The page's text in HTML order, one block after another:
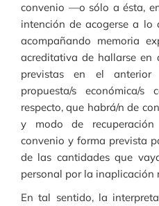
convenio —o sólo a ésta,
intención de acogerse a lo
acompañando memoria
acreditativa de hallarse en
previstas en el
propuesta/s económica/s
respecto, que habrá/n de
y modo de
convenio y forma prevista
de las cantidades que
personal por la inaplicación
En tal sentido, la